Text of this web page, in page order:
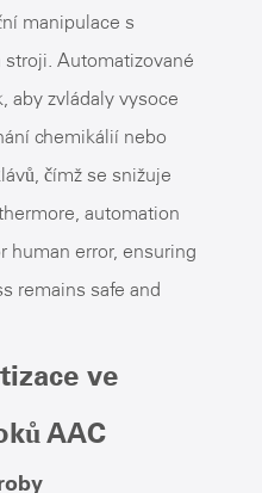
manipulace s
Automatizované
aby zvládaly vysoce
chemikálií nebo
čímž se snižuje
automation
human error, ensuring
remains safe and
ve
AAC